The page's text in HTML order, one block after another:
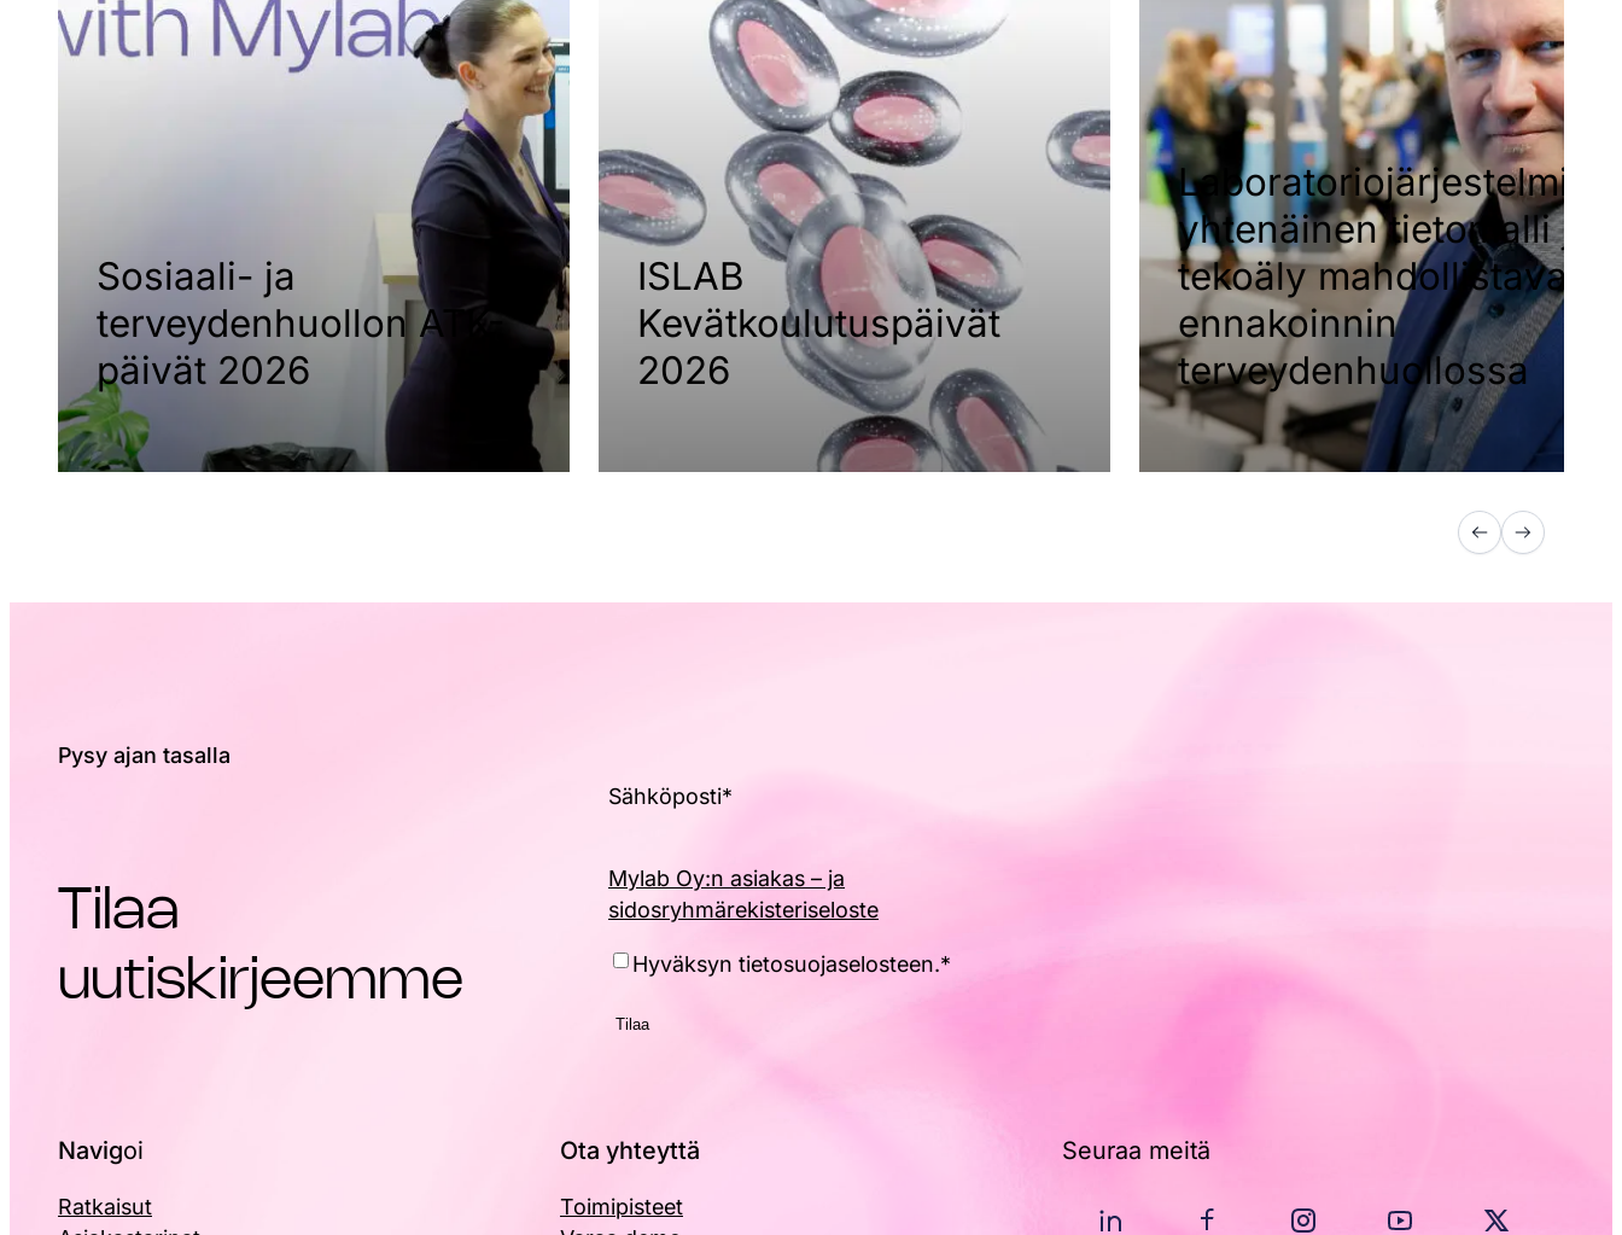
Sosiaali- ja
terveydenhuollon ATK-
päivät 2026
ISLAB
Kevätkoulutuspäivät
2026
Laboratoriojärjestelmien
yhtenäinen tietomalli ja
tekoäly mahdollistavat
ennakoinnin
terveydenhuollossa
Pysy ajan tasalla
Tilaa
uutiskirjeemme
Sähköposti*
Mylab Oy:n asiakas – ja
sidosryhmärekisteriseloste
Hyväksyntä*
Hyväksyn tietosuojaselosteen.*
Navigoi
Ratkaisut
Ota yhteyttä
Toimipisteet
Seuraa meitä